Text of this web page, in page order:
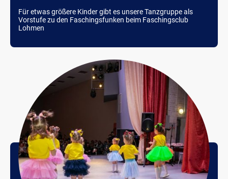
Für etwas größere Kinder gibt es unsere Tanzgruppe als
Vorstufe zu den Faschingsfunken beim Faschingsclub
Lohmen